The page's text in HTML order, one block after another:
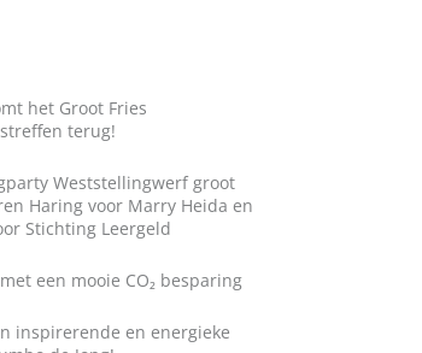
het Groot Fries
terug!
Weststellingwerf groot
Haring voor Marry Heida en
Stichting Leergeld
een mooie CO₂ besparing
inspirerende en energieke